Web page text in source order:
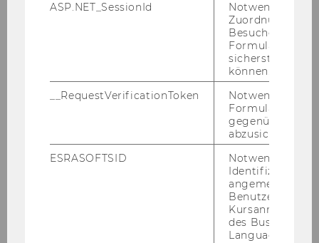
Un­ter­richts­spra­che
Deutsch
Stu­di­en­art
Voll­zeit
ASP.NET_SessionId
Notwendig, um
Zuordnung von
Besucher zu
sicherstellen zu
können.
__RequestVerificationToken
Notwendig, um
gegenüber
abzusichern.
ESRASOFTSID
Notwendig zur
Identifizierung
angemeldeten
Benutzers im
des Business
Language